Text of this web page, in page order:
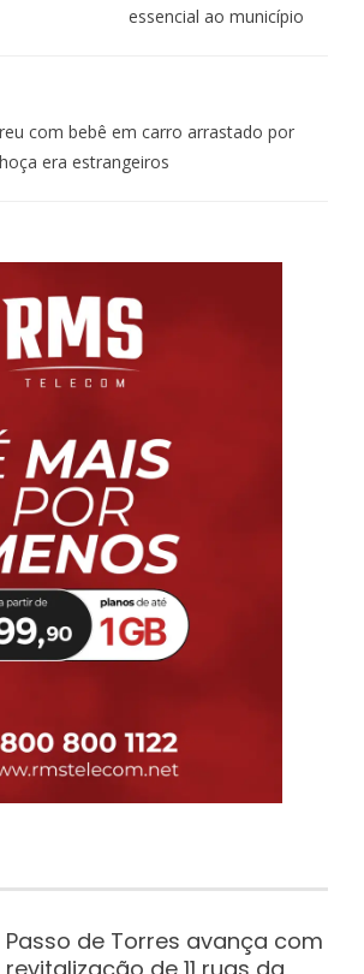
essencial ao município
com bebê em carro arrastado por
era estrangeiros
Passo de Torres avança com